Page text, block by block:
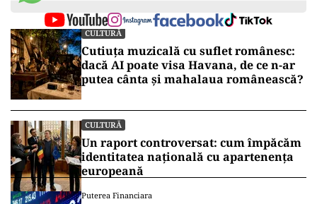
CULTURĂ
Cutiuța muzicală cu suflet românesc:
dacă AI poate visa Havana, de ce n-ar
putea cânta și mahalaua românească?
CULTURĂ
Un raport controversat: cum împăcăm
identitatea națională cu apartenența
europeană
Puterea Financiara